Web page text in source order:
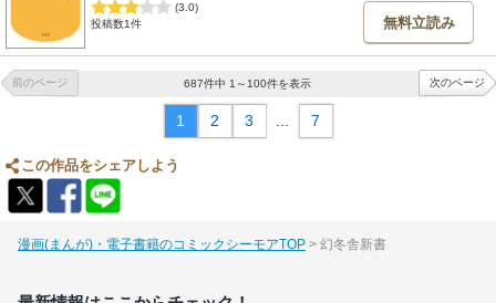
(3.0)
投稿数1件
無料立読み
前のページ 687件中 1～100件を表示 次のページ
1 2 3 ... 7
この作品をシェアしよう
漫画(まんが)・電子書籍のコミックシーモアTOP 幻冬舎新書